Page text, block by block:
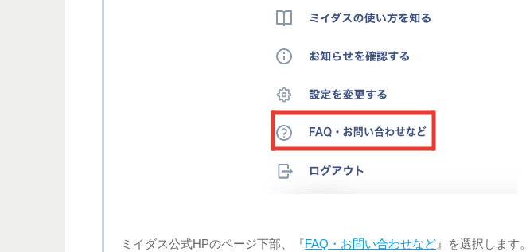
ミイダス公式HPのページ下部、『FAQ・お問い合わせなど 』を選択します。